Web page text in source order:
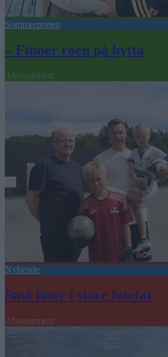
Sommerpraten
– Finner roen på hytta
Abonnement
Nyhende
Små føter i store fotefar
Abonnement